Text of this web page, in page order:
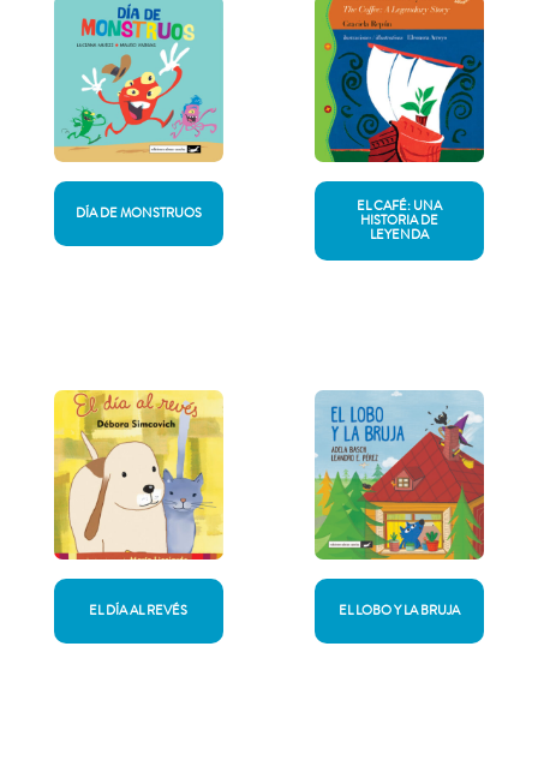
DÍA DE MONSTRUOS
EL CAFÉ: UNA
HISTORIA DE
LEYENDA
EL DÍA AL REVÉS EL LOBO Y LA BRUJA